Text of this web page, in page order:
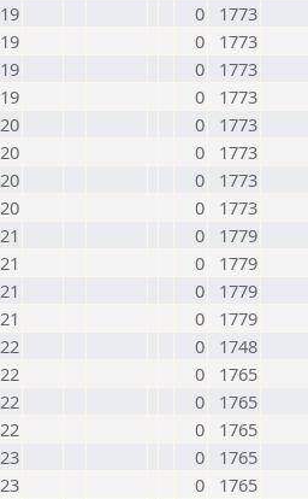
0
1773
0
1773
0
1773
0
1773
0
1773
0
1773
0
1773
0
1773
0
1779
0
1779
0
1779
0
1779
0
1748
0
1765
0
1765
0
1765
0
1765
0
1765